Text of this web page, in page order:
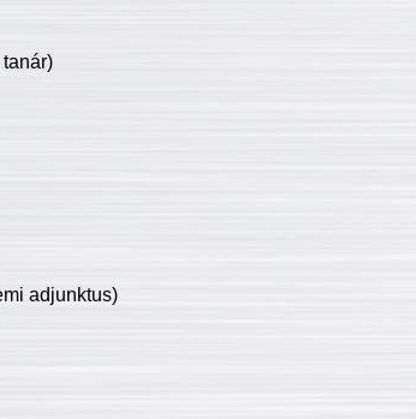
adjunktus)